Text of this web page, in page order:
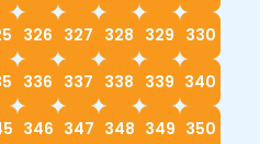
326 327 328 329 330
336 337 338 339 340
346 347 348 349 350